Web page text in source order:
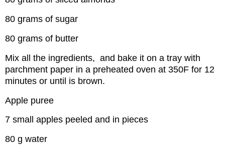
80 grams of sugar
80 grams of butter
Mix all the ingredients, and bake it on a tray with
parchment paper in a preheated oven at 350F for 12
minutes or until is brown.
Apple puree
7 small apples peeled and in pieces
80 g water